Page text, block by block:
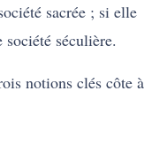
sacrée ; si elle
société séculière.
notions clés côte à